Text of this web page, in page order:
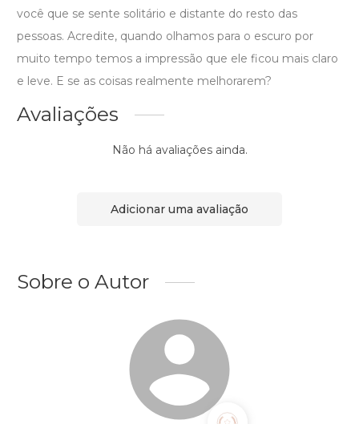
você que se sente solitário e distante do resto das
pessoas. Acredite, quando olhamos para o escuro por
muito tempo temos a impressão que ele ficou mais claro
e leve. E se as coisas realmente melhorarem?
Avaliações
Não há avaliações ainda.
Adicionar uma avaliação
Sobre o Autor